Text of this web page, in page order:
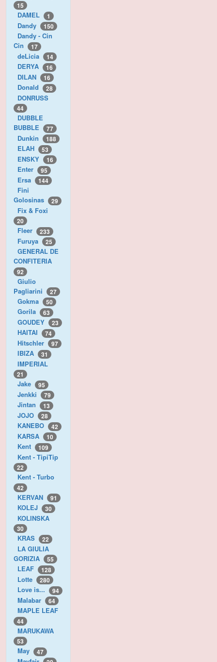
15
DAMEL 1
Dandy 150
Dandy - Cin
Cin
17
deLicia 14
DERYA 16
DILAN 16
Donald 28
DONRUSS
44
DUBBLE
BUBBLE
77
Dunkin 188
ELAH 53
ENSKY 16
Enter 95
Ersa 144
Fini
Golosinas
29
Fix & Foxi
20
Fleer 233
Furuya 25
GENERAL DE
CONFITERIA
92
Giulio
Pagliarini
27
Gokma 50
Gorila 63
GOUDEY 23
HAITAI 74
Hitschler 97
IBIZA 31
IMPERIAL
21
Jake 95
Jenkki 79
Jintan 13
JOJO 28
KANEBO 42
KARSA 10
Kent 109
Kent - TipiTip
22
Kent - Turbo
42
KERVAN 91
KOLEJ 30
KOLINSKA
30
KRAS 22
LA GIULIA
GORIZIA
55
LEAF 128
Lotte 280
Love is... 94
Malabar 64
MAPLE LEAF
44
MARUKAWA
53
May 47